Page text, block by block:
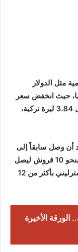
مثل الدولار
حيث انخفض سعر
شراء الدولار الأمريكي في السوق التركية إلى 3.84 ليرة تركية،
أن وصل سابقاً إلى
أعلى قيمة هي 3.97 وسجل اليورو انخفاضاً بنحو 10 قروش ليصل
إلى 4.56 ليرة تركية فيما انخفض الجنيه الاسترليني بأكثر من 12
الأخيرة